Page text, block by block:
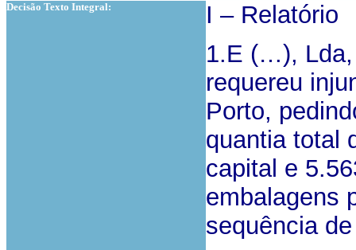
Decisão Texto Integral:
I – Relatório
1.E (…), Lda,
requereu
Porto,
quantia total
capital e
embalagens
sequência